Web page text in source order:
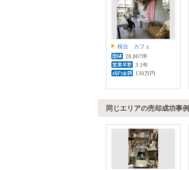
桜台 カフェ
28.807坪
3.1年
130万円
同じエリアの売却成功事例